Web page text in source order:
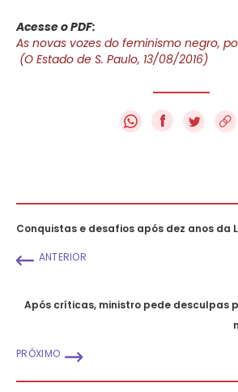
Acesse o PDF:
As novas vozes do feminismo negro,
(O Estado de S. Paulo, 13/08/2016)
f
Conquistas e desafios após dez anos da
ANTERIOR
Após críticas, ministro pede desculpas
PRÓXIMO